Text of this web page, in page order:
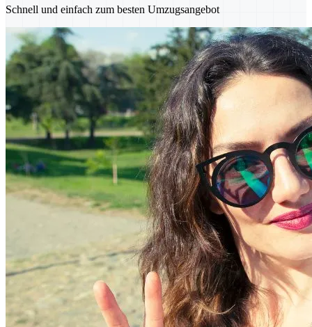
Schnell und einfach zum besten Umzugsangebot